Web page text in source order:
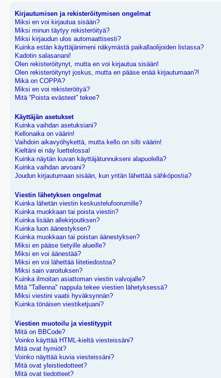
Kirjautumisen ja rekisteröitymisen ongelmat
Miksi en voi kirjautua sisään?
Miksi minun täytyy rekisteröityä?
Miksi kirjaudun ulos automaattisesti?
Kuinka estän käyttäjänimeni näkymästä paikallaolijoiden listassa?
Kadotin salasanani!
Olen rekisteröitynyt, mutta en voi kirjautua sisään!
Olen rekisteröitynyt joskus, mutta en pääse enää kirjautumaan?!
Mikä on COPPA?
Miksi en voi rekisteröityä?
Mitä “Poista evästeet” tekee?
Käyttäjän asetukset
Kuinka vaihdan asetuksiani?
Kellonaika on väärin!
Vaihdoin aikavyöhykettä, mutta kello on silti väärin!
Kieltäni ei näy luettelossa!
Kuinka näytän kuvan käyttäjätunnukseni alapuolella?
Kuinka vaihdan arvoani?
Joudun kirjautumaan sisään, kun yritän lähettää sähköpostia?
Viestin lähetyksen ongelmat
Kuinka lähetän viestin keskustelufoorumille?
Kuinka muokkaan tai poista viestin?
Kuinka lisään allekirjoutksen?
Kuinka luon äänestyksen?
Kuinka muokkaan tai poistan äänestyksen?
Miksi en pääse tietyille alueille?
Miksi en voi äänestää?
Miksi en voi lähettää liitetiedostoa?
Miksi sain varoituksen?
Kuinka ilmoitan asiattoman viestin valvojalle?
Mitä "Tallenna" nappula tekee viestien lähetyksessä?
Miksi viestini vaatii hyväksynnän?
Kuinka tönäisen viestiketjuani?
Viestien muotoilu ja viestityypit
Mitä on BBCode?
Voinko käyttää HTML-kieltä viesteissäni?
Mitä ovat hymiöt?
Voinko näyttää kuvia viesteissäni?
Mitä ovat yleistiedotteet?
Mitä ovat tiedotteet?